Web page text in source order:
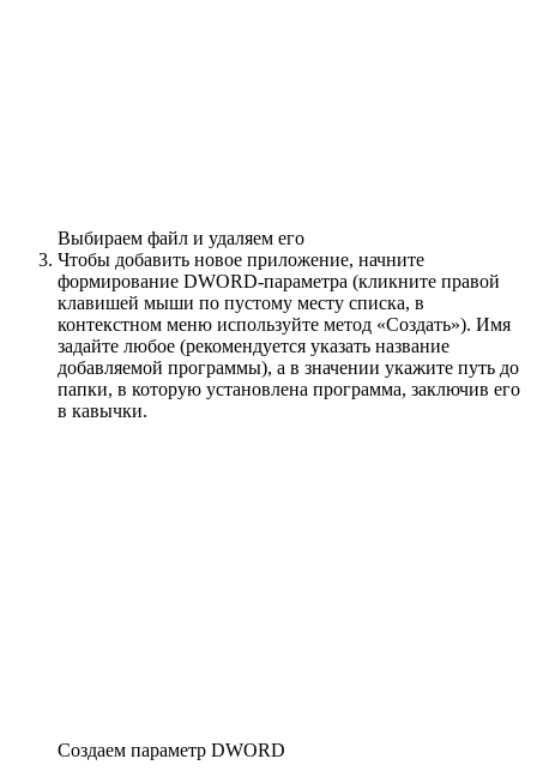
Выбираем файл и удаляем его
Чтобы добавить новое приложение, начните
формирование DWORD-параметра (кликните правой
клавишей мыши по пустому месту списка, в
контекстном меню используйте метод «Создать»). Имя
задайте любое (рекомендуется указать название
добавляемой программы), а в значении укажите путь до
папки, в которую установлена программа, заключив его
в кавычки.
Создаем параметр DWORD